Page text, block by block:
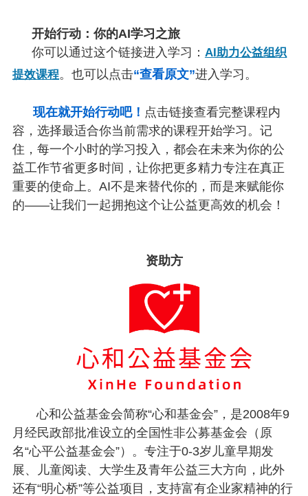
开始行动：你的AI学习之旅
你可以通过这个链接进入学习： AI助力公益组织
提效课程。也可以点击“查看原文”进入学习。
现在就开始行动吧！ 点击链接查看完整课程内
容，选择最适合你当前需求的课程开始学习。记
住，每一个小时的学习投入，都会在未来为你的公
益工作节省更多时间，让你把更多精力专注在真正
重要的使命上。AI不是来替代你的，而是来赋能你
的——让我们一起拥抱这个让公益更高效的机会！
资助方
心和公益基金会简称“心和基金会”，是2008年9
月经民政部批准设立的全国性非公募基金会（原
名“心平公益基金会”）。专注于0-3岁儿童早期发
展、儿童阅读、大学生及青年公益三大方向，此外
还有“明心桥”等公益项目，支持富有企业家精神的行